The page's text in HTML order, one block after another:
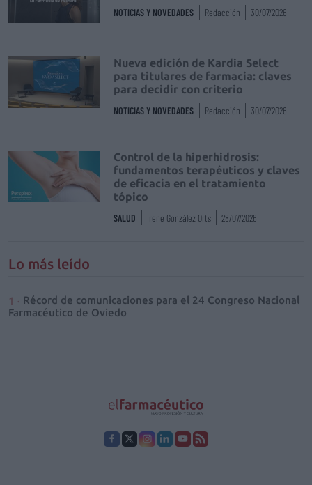
NOTICIAS Y NOVEDADES Redacción 30/07/2026
Nueva edición de Kardia Select
para titulares de farmacia: claves
para decidir con criterio
NOTICIAS Y NOVEDADES Redacción 30/07/2026
Control de la hiperhidrosis:
fundamentos terapéuticos y claves
de eficacia en el tratamiento
tópico
SALUD Irene González Orts 28/07/2026
Lo más leído
Récord de comunicaciones para el 24 Congreso Nacional
Farmacéutico de Oviedo